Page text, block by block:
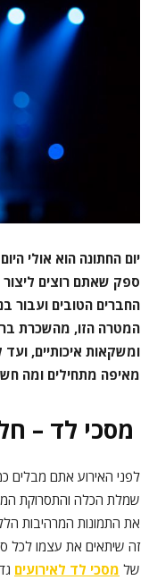
יום החתונה הוא אולי
ספק שאתם רוצים
החברים הטובים ועבור
המטרה הזו, מהשכרת בר
ומשקאות איכותיים,
מאיפה מתחילים ומה
מסכי לד –
לפני האירוע אתם
שמלת הכלה והתסרוקת
את התמונות המרהיבות
זה שיתאים את עצמו לכל
של מסכי לד לאירועים